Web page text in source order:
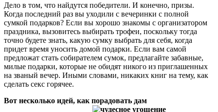
Дело в том, что найдутся победители. И конечно, призы.
Когда последний раз вы уходили с вечеринки с полной
сумкой подарков? Если вы хорошо знакомы с организатором
праздника, вызовитесь выбирать трофеи, поскольку тогда
точно будете знать, какую сумку выбрать для себя, когда
придет время уносить домой подарки. Если вам самой
предложат стать собирателем сумок, предлагайте забавные,
милые подарки, которые не обидят никого из приглашенных
на званый вечер. Иными словами, никаких книг на тему, как
сделать секс горячее.
Вот несколько идей, как порадовать дам